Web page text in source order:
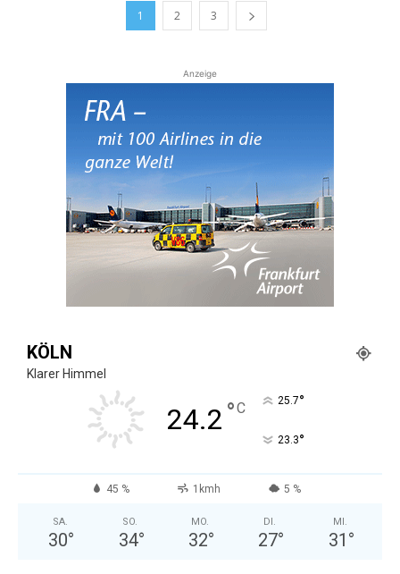
1 2 3
Anzeige
KÖLN
Klarer Himmel
24.2 °C 25.7°
23.3°
45 % 1kmh 5 %
SA.
30°
SO.
34°
MO.
32°
DI.
27°
MI.
31 °